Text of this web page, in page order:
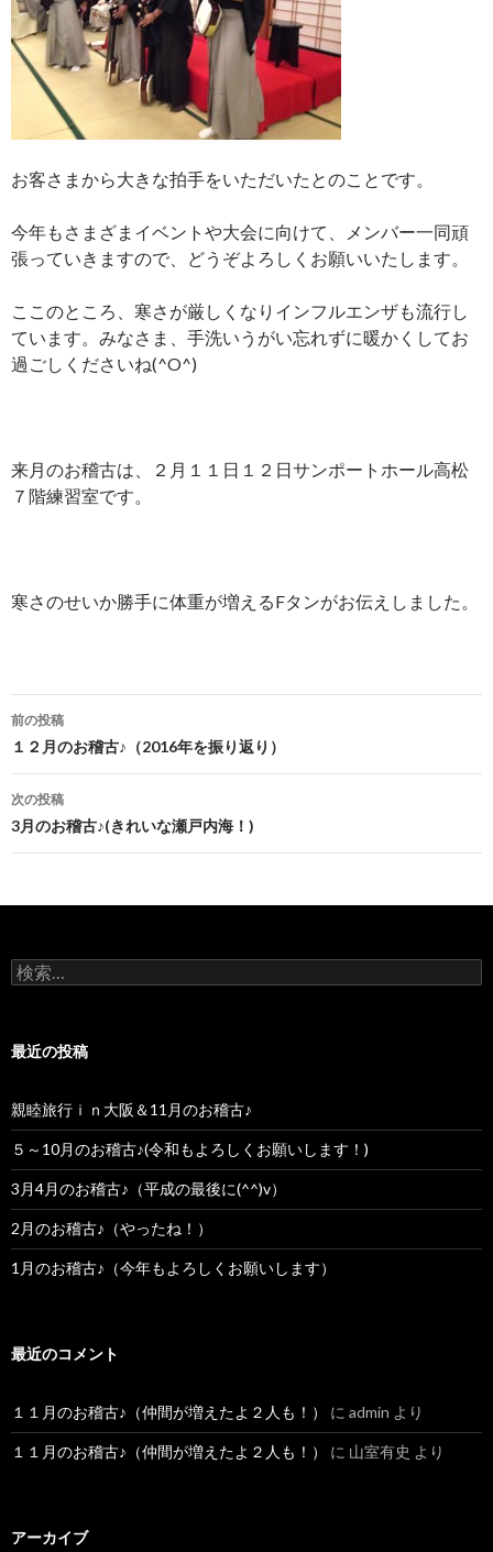
お客さまから大きな拍手をいただいたとのことです。
今年もさまざまイベントや大会に向けて、メンバー一同頑
張っていきますので、どうぞよろしくお願いいたします。
ここのところ、寒さが厳しくなりインフルエンザも流行し
ています。みなさま、手洗いうがい忘れずに暖かくしてお
過ごしくださいね(^O^)
来月のお稽古は、２月１１日１２日サンポートホール高松
７階練習室です。
寒さのせいか勝手に体重が増えるFタンがお伝えしました。
投稿ナビゲーション
前の投稿
１２月のお稽古♪（2016年を振り返り）
次の投稿
3月のお稽古♪(きれいな瀬戸内海！)
検索:
最近の投稿
親睦旅行ｉｎ大阪＆11月のお稽古♪
５～10月のお稽古♪(令和もよろしくお願いします！)
3月4月のお稽古♪（平成の最後に(^^)v）
2月のお稽古♪（やったね！）
1月のお稽古♪（今年もよろしくお願いします）
最近のコメント
１１月のお稽古♪（仲間が増えたよ２人も！） に admin より
１１月のお稽古♪（仲間が増えたよ２人も！） に 山室有史 より
アーカイブ